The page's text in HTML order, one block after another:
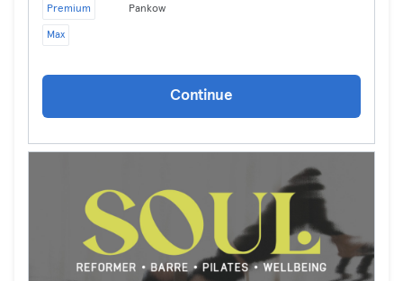
Premium
Max
Pankow
Continue